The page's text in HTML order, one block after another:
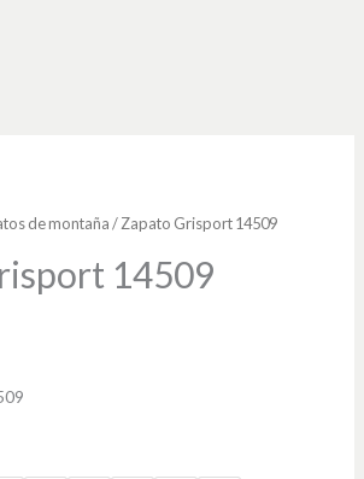
de montaña/ Zapato Grisport 14509
14509